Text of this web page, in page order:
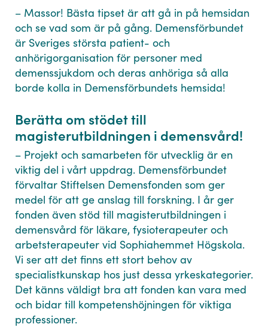
– Massor! Bästa tipset är att gå in på hemsidan
och se vad som är på gång. Demensförbundet
är Sveriges största patient- och
anhörigorganisation för personer med
demenssjukdom och deras anhöriga så alla
borde kolla in Demensförbundets hemsida!
Berätta om stödet till
magisterutbildningen i demensvård!
– Projekt och samarbeten för utvecklig är en
viktig del i vårt uppdrag. Demensförbundet
förvaltar Stiftelsen Demensfonden som ger
medel för att ge anslag till forskning. I år ger
fonden även stöd till magisterutbildningen i
demensvård för läkare, fysioterapeuter och
arbetsterapeuter vid Sophiahemmet Högskola.
Vi ser att det finns ett stort behov av
specialistkunskap hos just dessa yrkeskategorier.
Det känns väldigt bra att fonden kan vara med
och bidar till kompetenshöjningen för viktiga
professioner.